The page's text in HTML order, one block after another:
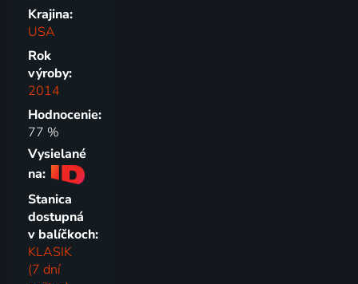
Krajina:
USA
Rok
výroby:
2014
Hodnocenie:
77 %
Vysielané
na:
Stanica
dostupná
v balíčkoch:
KLASIK
(7 dní